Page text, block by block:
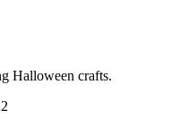
Halloween crafts.